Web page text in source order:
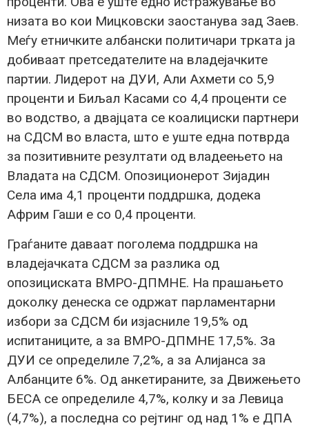
низата во кои Мицковски заостанува зад Заев.
Меѓу етничките албански политичари трката ја
добиваат претседателите на владејачките
партии. Лидерот на ДУИ, Али Ахмети со 5,9
проценти и Биљал Касами со 4,4 проценти се
во водство, а двајцата се коалициски партнери
на СДСМ во власта, што е уште една потврда
за позитивните резултати од владеењето на
Владата на СДСМ. Опозиционерот Зијадин
Села има 4,1 проценти поддршка, додека
Африм Гаши е со 0,4 проценти.
Граѓаните даваат поголема поддршка на
владејачката СДСМ за разлика од
опозициската ВМРО-ДПМНЕ. На прашањето
доколку денеска се одржат парламентарни
избори за СДСМ би изјасниле 19,5% од
испитаниците, а за ВМРО-ДПМНЕ 17,5%. За
ДУИ се определиле 7,2%, а за Алијанса за
Албанците 6%. Од анкетираните, за Движењето
БЕСА се определиле 4,7%, колку и за Левица
(4,7%), а последна со рејтинг од над 1% е ДПА